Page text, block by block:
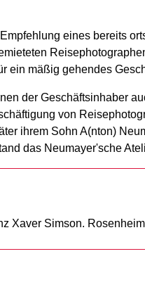
eines bereits
ein mäßig gehendes
der Geschäftsinhaber
von
ihrem Sohn A(nton)
das Neumayer'sche
Xaver Simson.